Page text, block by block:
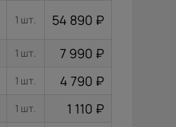
1 шт. 54 890 ₽
1 шт. 7 990 ₽
1 шт. 4 790 ₽
1 шт. 1 110 ₽